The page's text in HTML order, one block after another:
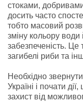
стоками,
досить часто
тобто масовий
зміну кольору води
забезпеченість.
загибелі риби та
Необхідно
Україні і почати
захист від